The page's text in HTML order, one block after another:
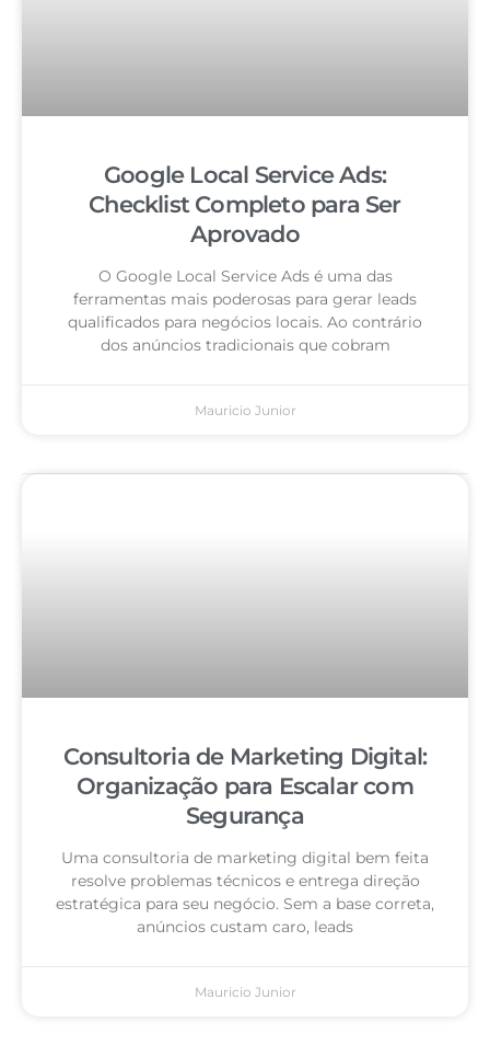
Google Local Service Ads:
Checklist Completo para Ser
Aprovado
O Google Local Service Ads é uma das
ferramentas mais poderosas para gerar leads
qualificados para negócios locais. Ao contrário
dos anúncios tradicionais que cobram
Mauricio Junior
Consultoria de Marketing Digital:
Organização para Escalar com
Segurança
Uma consultoria de marketing digital bem feita
resolve problemas técnicos e entrega direção
estratégica para seu negócio. Sem a base correta,
anúncios custam caro, leads
Mauricio Junior